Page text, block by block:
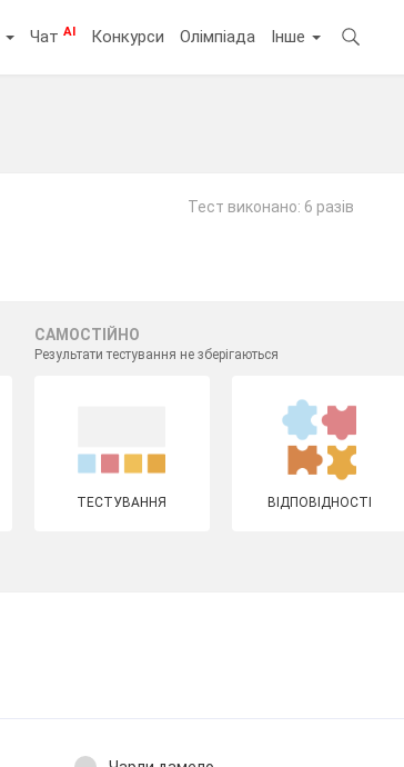
ЧатAI Конкурси Олімпіада Інше
Тест виконано: 6 разів
САМОСТІЙНО
Результати тестування не зберігаються
ТЕСТУВАННЯ ВІДПОВІДНОСТІ